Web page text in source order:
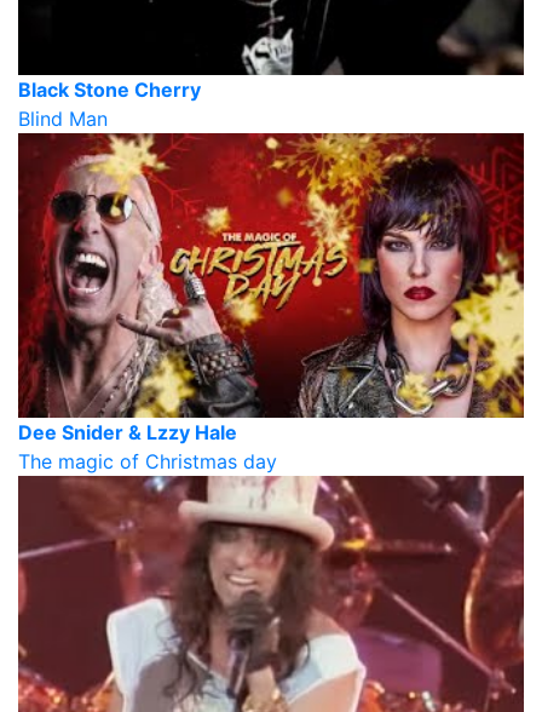
Black Stone Cherry
Blind Man
Dee Snider & Lzzy Hale
The magic of Christmas day